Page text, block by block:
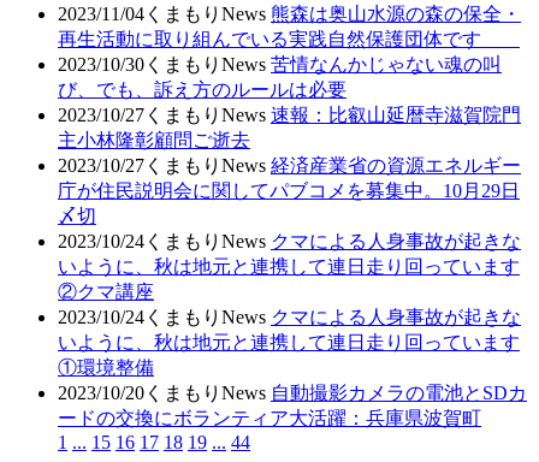
2023/11/04 くまもりNews 熊森は奥山水源の森の保全・
再生活動に取り組んでいる実践自然保護団体です
2023/10/30 くまもりNews 苦情なんかじゃない魂の叫
び、でも、訴え方のルールは必要
2023/10/27 くまもりNews 速報：比叡山延暦寺滋賀院門
主小林隆彰顧問ご逝去
2023/10/27 くまもりNews 経済産業省の資源エネルギー
庁が住民説明会に関してパブコメを募集中。10月29日
〆切
2023/10/24 くまもりNews クマによる人身事故が起きな
いように、秋は地元と連携して連日走り回っています
②クマ講座
2023/10/24 くまもりNews クマによる人身事故が起きな
いように、秋は地元と連携して連日走り回っています
①環境整備
2023/10/20 くまもりNews 自動撮影カメラの電池とSDカ
ードの交換にボランティア大活躍：兵庫県波賀町
1 ... 15 16 17 18 19 ... 44